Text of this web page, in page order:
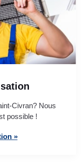
Civran? Nous
possible !
»